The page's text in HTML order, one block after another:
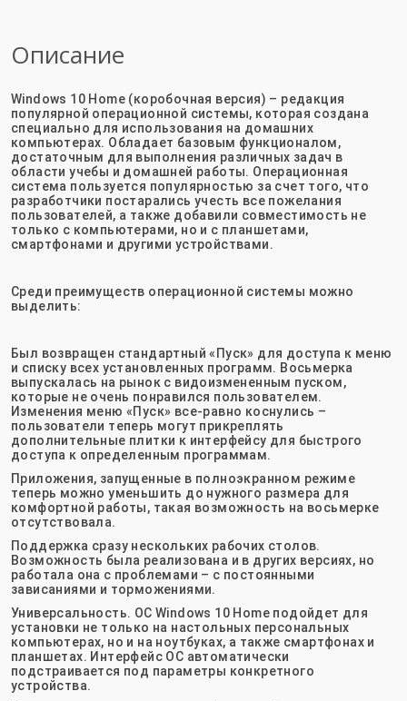
Описание
Windows 10 Home (коробочная версия) – редакция
популярной операционной системы, которая создана
специально для использования на домашних
компьютерах. Обладает базовым функционалом,
достаточным для выполнения различных задач в
области учебы и домашней работы. Операционная
система пользуется популярностью за счет того, что
разработчики постарались учесть все пожелания
пользователей, а также добавили совместимость не
только с компьютерами, но и с планшетами,
смартфонами и другими устройствами.
Среди преимуществ операционной системы можно
выделить:
Был возвращен стандартный «Пуск» для доступа к меню
и списку всех установленных программ. Восьмерка
выпускалась на рынок с видоизмененным пуском,
которые не очень понравился пользователем.
Изменения меню «Пуск» все-равно коснулись –
пользователи теперь могут прикреплять
дополнительные плитки к интерфейсу для быстрого
доступа к определенным программам.
Приложения, запущенные в полноэкранном режиме
теперь можно уменьшить до нужного размера для
комфортной работы, такая возможность на восьмерке
отсутствовала.
Поддержка сразу нескольких рабочих столов.
Возможность была реализована и в других версиях, но
работала она с проблемами – с постоянными
зависаниями и торможениями.
Универсальность. ОС Windows 10 Home подойдет для
установки не только на настольных персональных
компьютерах, но и на ноутбуках, а также смартфонах и
планшетах. Интерфейс ОС автоматически
подстраивается под параметры конкретного
устройства.